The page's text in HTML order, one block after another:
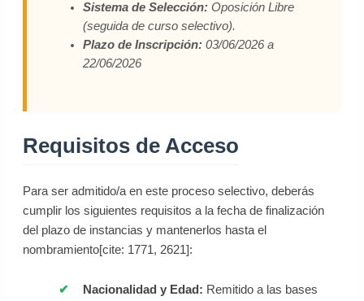
Sistema de Selección: Oposición Libre
(seguida de curso selectivo).
Plazo de Inscripción: 03/06/2026 a
22/06/2026
Requisitos de Acceso
Para ser admitido/a en este proceso selectivo, deberás
cumplir los siguientes requisitos a la fecha de finalización
del plazo de instancias y mantenerlos hasta el
nombramiento[cite: 1771, 2621]:
Nacionalidad y Edad: Remitido a las bases